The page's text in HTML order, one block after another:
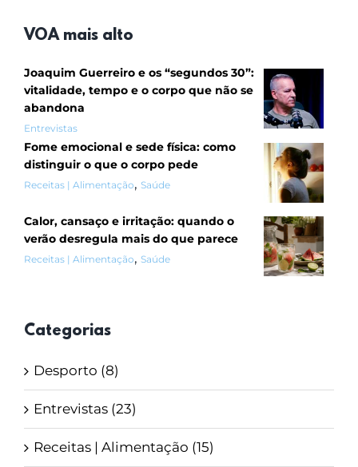
VOA mais alto
Joaquim Guerreiro e os “segundos 30”:
vitalidade, tempo e o corpo que não se
abandona
Entrevistas
Fome emocional e sede física: como
distinguir o que o corpo pede
Receitas | Alimentação, Saúde
Calor, cansaço e irritação: quando o
verão desregula mais do que parece
Receitas | Alimentação, Saúde
Categorias
Desporto (8)
Entrevistas (23)
Receitas | Alimentação (15)